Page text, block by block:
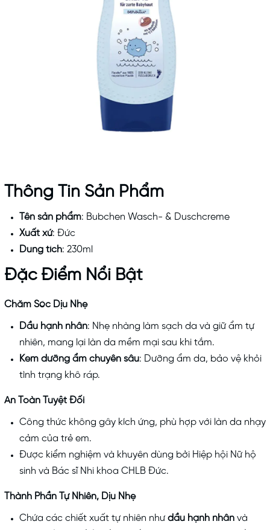
Thông Tin Sản Phẩm
Tên sản phẩm: Bubchen Wasch- & Duschcreme
Xuất xứ: Đức
Dung tích: 230ml
Đặc Điểm Nổi Bật
Chăm Sóc Dịu Nhẹ
Dầu hạnh nhân: Nhẹ nhàng làm sạch da và giữ ẩm tự
nhiên, mang lại làn da mềm mại sau khi tắm.
Kem dưỡng ẩm chuyên sâu: Dưỡng ẩm da, bảo vệ khỏi
tình trạng khô ráp.
An Toàn Tuyệt Đối
Công thức không gây kích ứng, phù hợp với làn da nhạy
cảm của trẻ em.
Được kiểm nghiệm và khuyên dùng bởi Hiệp hội Nữ hộ
sinh và Bác sĩ Nhi khoa CHLB Đức.
Thành Phần Tự Nhiên, Dịu Nhẹ
Chứa các chiết xuất tự nhiên như dầu hạnh nhân và